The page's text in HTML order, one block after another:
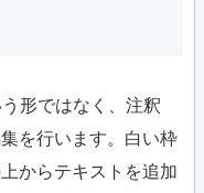
形ではなく、注釈
を行います。白い枠
からテキストを追加